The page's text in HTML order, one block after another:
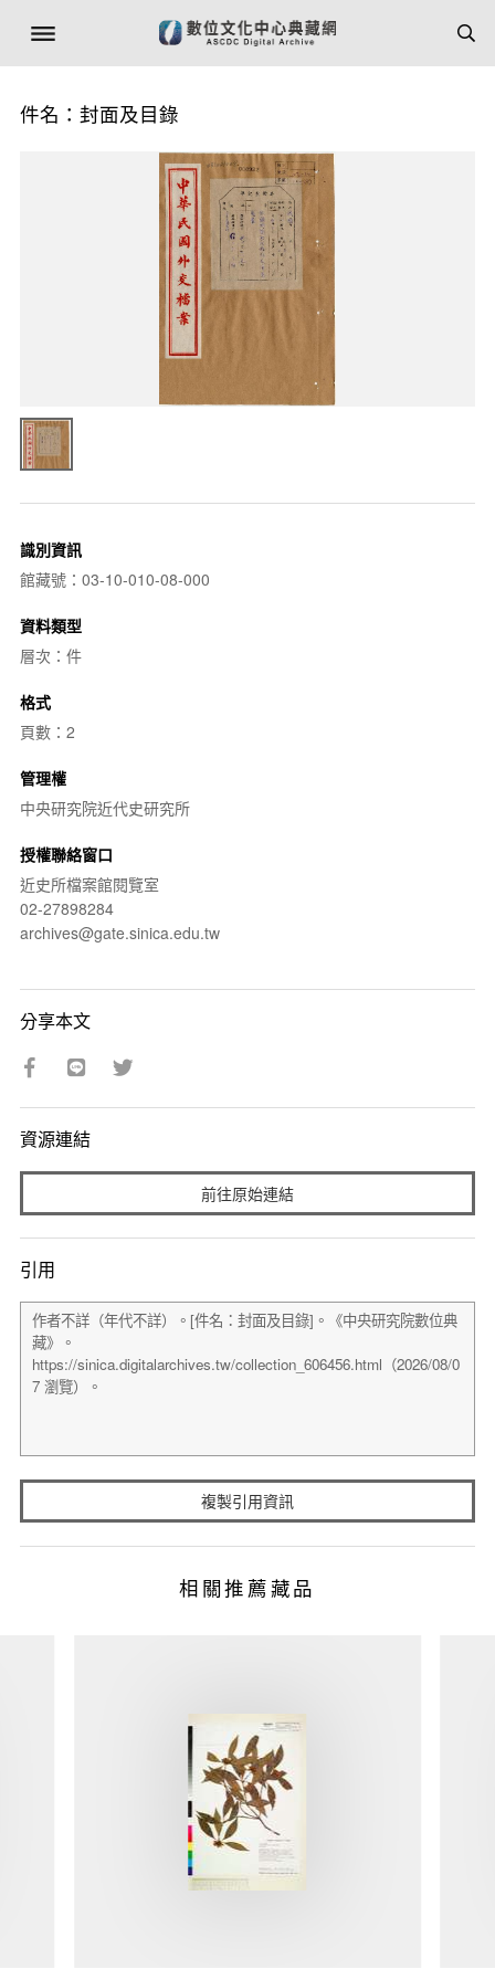
件名：封面及目錄
識別資訊
館藏號：03-10-010-08-000
資料類型
層次：件
格式
頁數：2
管理權
中央研究院近代史研究所
授權聯絡窗口
近史所檔案館閱覽室
02-27898284
archives@gate.sinica.edu.tw
分享本文
資源連結
前往原始連結
引用
複製引用資訊
相關推薦藏品